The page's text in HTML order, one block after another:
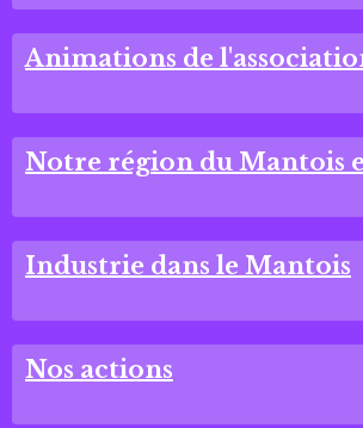
Animations de
Notre région du Mantois
Industrie dans le Mantois
Nos actions